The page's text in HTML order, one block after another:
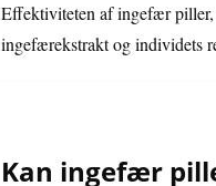
Effektiviteten af ingefær
ingefærekstrakt og individets
Kan ingefær